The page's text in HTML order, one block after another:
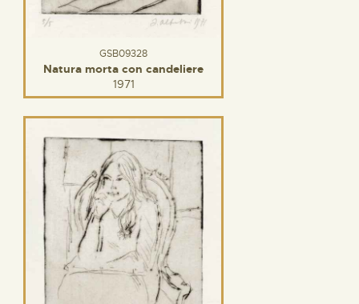
GSB09328
Natura morta con candeliere
1971